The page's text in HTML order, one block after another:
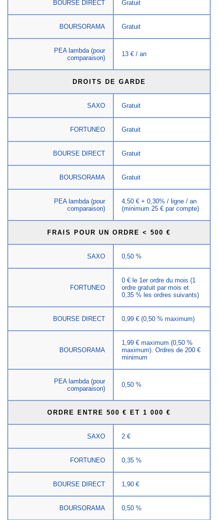
BOURSE DIRECT Gratuit
BOURSORAMA Gratuit
PEA lambda (pour
comparaison)
13 € / an
DROITS DE GARDE
SAXO Gratuit
FORTUNEO Gratuit
BOURSE DIRECT Gratuit
BOURSORAMA Gratuit
PEA lambda (pour
comparaison)
4,50 € + 0,30% / ligne / an
(minimum 25 € par compte)
FRAIS POUR UN ORDRE < 500 €
SAXO 0,50 %
FORTUNEO
0 € le 1er ordre du mois (1
ordre gratuit par mois et
0,35 % les ordres suivants)
BOURSE DIRECT 0,99 € (0,50 % maximum)
BOURSORAMA
1,99 € maximum (0,50 %
maximum). Ordres de 200 €
minimum
PEA lambda (pour
comparaison)
0,50 %
ORDRE ENTRE 500 € ET 1 000 €
SAXO 2 €
FORTUNEO 0,35 %
BOURSE DIRECT 1,90 €
BOURSORAMA 0,50 %